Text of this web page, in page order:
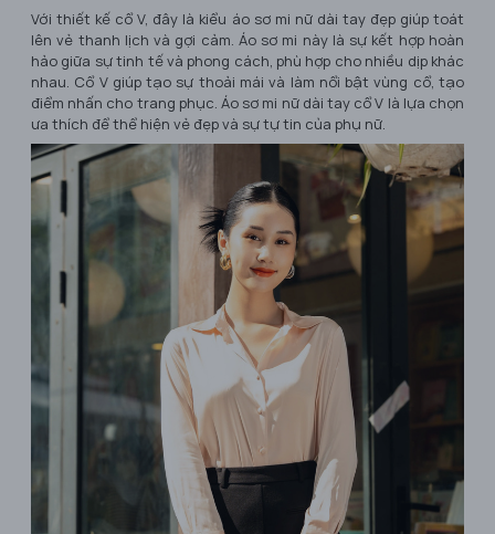
Với thiết kế cổ V, đây là kiểu áo sơ mi nữ dài tay đẹp giúp toát
lên vẻ thanh lịch và gợi cảm. Áo sơ mi này là sự kết hợp hoàn
hảo giữa sự tinh tế và phong cách, phù hợp cho nhiều dịp khác
nhau. Cổ V giúp tạo sự thoải mái và làm nổi bật vùng cổ, tạo
điểm nhấn cho trang phục. Áo sơ mi nữ dài tay cổ V là lựa chọn
ưa thích để thể hiện vẻ đẹp và sự tự tin của phụ nữ.